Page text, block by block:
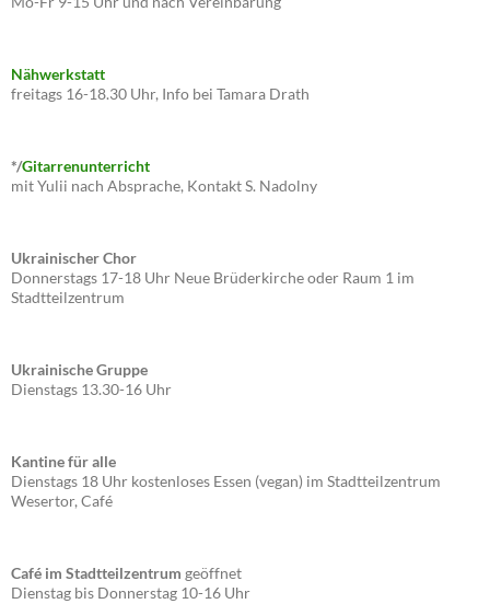
Nähwerkstatt
freitags 16-18.30 Uhr, Info bei Tamara Drath
*/Gitarrenunterricht
mit Yulii nach Absprache, Kontakt S. Nadolny
Ukrainischer Chor
Donnerstags 17-18 Uhr Neue Brüderkirche oder Raum 1 im
Stadtteilzentrum
Ukrainische Gruppe
Dienstags 13.30-16 Uhr
Kantine für alle
Dienstags 18 Uhr kostenloses Essen (vegan) im Stadtteilzentrum
Wesertor, Café
Café im Stadtteilzentrum geöffnet
Dienstag bis Donnerstag 10-16 Uhr